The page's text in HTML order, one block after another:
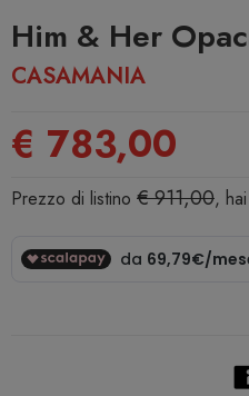
Him & Her
CASAMANIA
€ 783,00
Prezzo di listino € 911,00,